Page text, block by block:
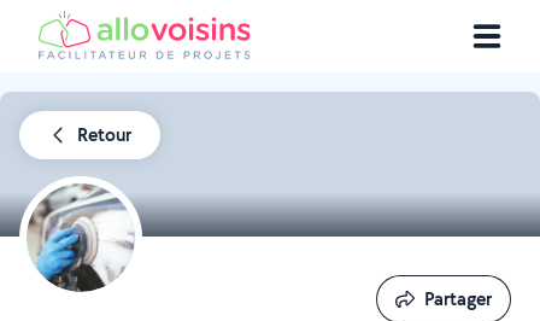
Retour
Partager
Partager